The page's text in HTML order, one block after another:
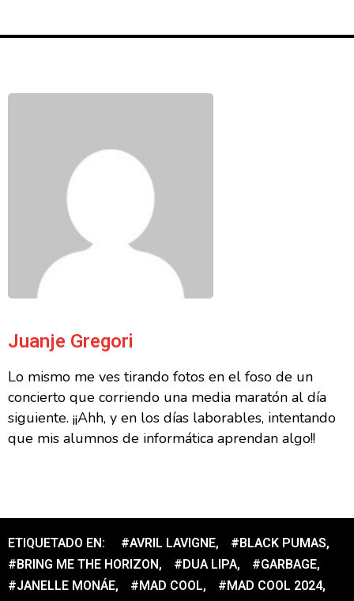
Juanje Gregori
Lo mismo me ves tirando fotos en el foso de un
concierto que corriendo una media maratón al día
siguiente. ¡¡Ahh, y en los días laborables, intentando
que mis alumnos de informática aprendan algo!!
ETIQUETADO EN: #AVRIL LAVIGNE, #BLACK PUMAS,
#BRING ME THE HORIZON, #DUA LIPA, #GARBAGE,
#JANELLE MONÁE, #MAD COOL, #MAD COOL 2024,